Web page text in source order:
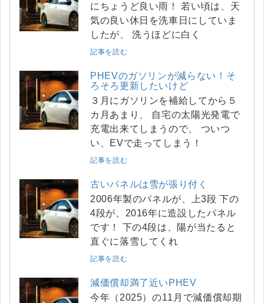
にちょうど良い雨！ 若い頃は、天
気の良い休日を洗車日にしていま
したが、 洗うほどに白く
記事を読む
PHEVのガソリンが減らない！そ
ろそろ更新したいけど
３月にガソリンを補給してから５
カ月あまり、 自宅の太陽光発電で
充電出来てしまうので、 ついつ
い、EVで走ってしまう！
記事を読む
古いパネルは雪が張り付く
2006年製のパネルが、上3段 下の
4段が、2016年に造設したパネル
です！ 下の4段は、陽が当たると
直ぐに落雪してくれ
記事を読む
減価償却満了近いPHEV
今年（2025）の11月で減価償却期